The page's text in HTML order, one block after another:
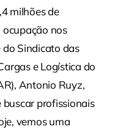
milhões de
nos
do Sindicato das
e Logística do
Antonio Ruyz,
buscar profissionais
vemos uma